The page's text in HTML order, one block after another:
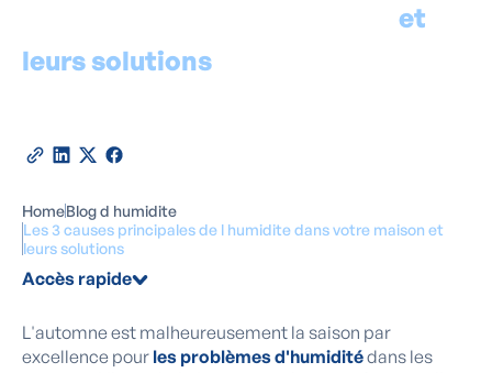
et
leurs solutions
HomeBlog d humidite
Les 3 causes principales de l humidite dans votre maison et
leurs solutions
Accès rapide
L'automne est malheureusement la saison par
excellence pour les problèmes d'humiditédans les